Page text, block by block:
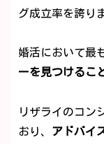
グ成立率を誇り
婚活において最
ーを見つけるこ
リザライのコン
おり、 アドバイ